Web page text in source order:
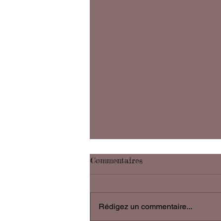
Le jour où j'ai changé
LE JOUR OÙ J'AI CHANGÉ J'ai
rencontre. J'ai décidé de voir dans
Commentaires
Rédigez un commentaire...